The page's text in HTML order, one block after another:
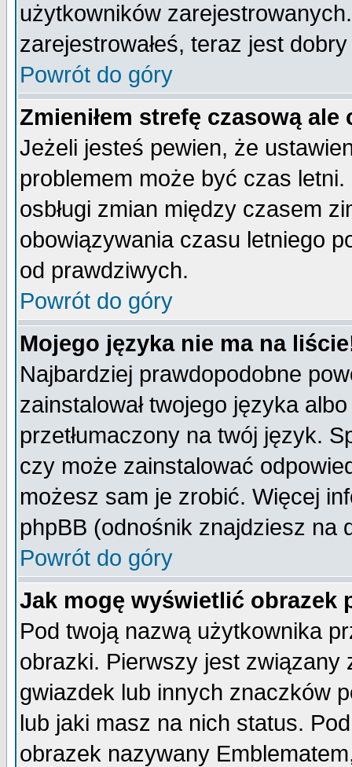
użytkowników
zarejestrowałeś, teraz jest
Powrót do góry
Zmieniłem strefę czasową
Jeżeli jesteś pewien, że
problemem może być czas
osbługi zmian między czasem
obowiązywania czasu letniego
od prawdziwych.
Powrót do góry
Mojego języka nie ma na
Najbardziej prawdopodobne
zainstalował twojego języka
przetłumaczony na twój język.
czy może zainstalować
możesz sam je zrobić. Więcej
phpBB (odnośnik znajdziesz na
Powrót do góry
Jak mogę wyświetlić obrazek
Pod twoją nazwą użytkownika
obrazki. Pierwszy jest
gwiazdek lub innych znaczków
lub jaki masz na nich status.
obrazek nazywany